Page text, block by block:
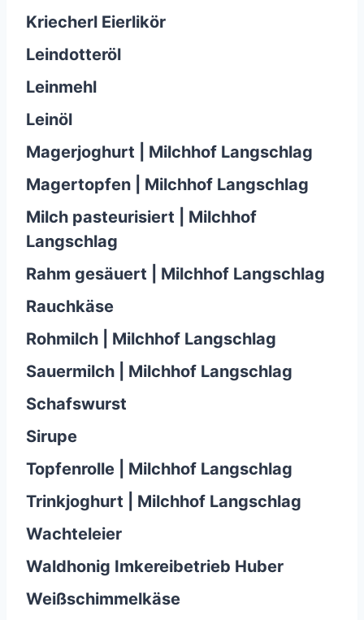
Kriecherl Eierlikör
Leindotteröl
Leinmehl
Leinöl
Magerjoghurt | Milchhof Langschlag
Magertopfen | Milchhof Langschlag
Milch pasteurisiert | Milchhof
Langschlag
Rahm gesäuert | Milchhof Langschlag
Rauchkäse
Rohmilch | Milchhof Langschlag
Sauermilch | Milchhof Langschlag
Schafswurst
Sirupe
Topfenrolle | Milchhof Langschlag
Trinkjoghurt | Milchhof Langschlag
Wachteleier
Waldhonig Imkereibetrieb Huber
Weißschimmelkäse